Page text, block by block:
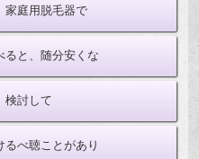
家庭用脱毛器で
ると、随分安くな
検討して
べ聴ことがあり